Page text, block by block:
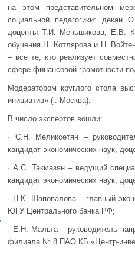
на этом представительном
социальной педагогики:
доценты Т.И. Меньшикова, Е.В.
обучения Н. Котлярова и Н.
– все те, кто реализует
сфере финансовой грамотности
Модератором круглого стола
инициатив» (г. Москва).
В число экспертов вошли:
· С.Н. Меликсетян –
кандидат экономических наук,
· А.С. Такмазян – ведущий
кандидат экономических наук,
· Н.К. Шаповалова – главный
ЮГУ Центрального банка РФ;
· Е.Н. Мальта – руководитель
филиала № 8 ПАО КБ «Центр-